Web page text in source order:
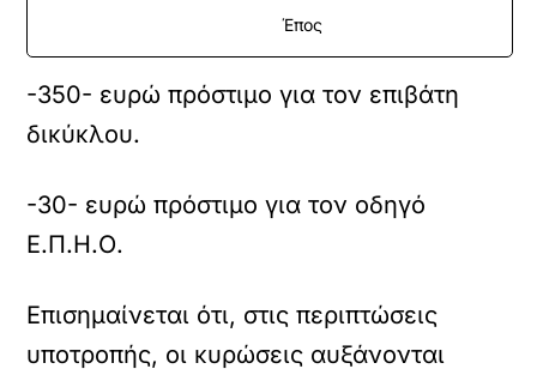
Έπος
-350- ευρώ πρόστιμο για τον επιβάτη
δικύκλου.
-30- ευρώ πρόστιμο για τον οδηγό
Ε.Π.Η.Ο.
Επισημαίνεται ότι, στις περιπτώσεις
υποτροπής, οι κυρώσεις αυξάνονται